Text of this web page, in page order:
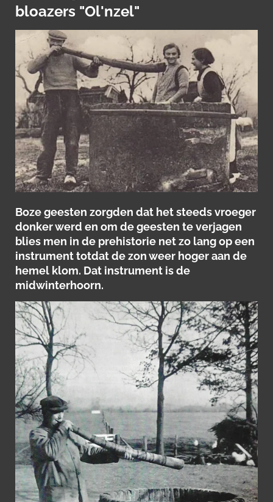
bloazers "Ol'nzel"
Boze geesten zorgden dat het steeds vroeger
donker werd en om de geesten te verjagen
blies men in de prehistorie net zo lang op een
instrument totdat de zon weer hoger aan de
hemel klom. Dat instrument is de
midwinterhoorn.